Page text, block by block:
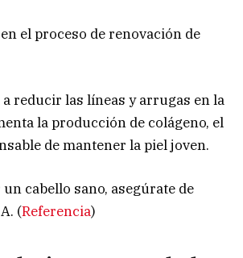
el proceso de renovación de
reducir las líneas y arrugas en la
la producción de colágeno, el
de mantener la piel joven.
cabello sano, asegúrate de
(Referencia)